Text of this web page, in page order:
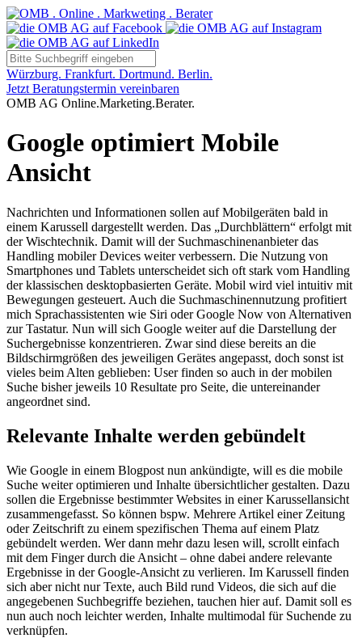
Würzburg. Frankfurt. Dortmund. Berlin.
Jetzt Beratungstermin vereinbaren
OMB AG Online.Marketing.Berater.
Google optimiert Mobile
Ansicht
Nachrichten und Informationen sollen auf Mobilgeräten bald in
einem Karussell dargestellt werden. Das „Durchblättern“ erfolgt mit
der Wischtechnik. Damit will der Suchmaschinenanbieter das
Handling mobiler Devices weiter verbessern. Die Nutzung von
Smartphones und Tablets unterscheidet sich oft stark vom Handling
der klassischen desktopbasierten Geräte. Mobil wird viel intuitiv mit
Bewegungen gesteuert. Auch die Suchmaschinennutzung profitiert
mich Sprachassistenten wie Siri oder Google Now von Alternativen
zur Tastatur. Nun will sich Google weiter auf die Darstellung der
Suchergebnisse konzentrieren. Zwar sind diese bereits an die
Bildschirmgrößen des jeweiligen Gerätes angepasst, doch sonst ist
vieles beim Alten geblieben: User finden so auch in der mobilen
Suche bisher jeweils 10 Resultate pro Seite, die untereinander
angeordnet sind.
Relevante Inhalte werden gebündelt
Wie Google in einem Blogpost nun ankündigte, will es die mobile
Suche weiter optimieren und Inhalte übersichtlicher gestalten. Dazu
sollen die Ergebnisse bestimmter Websites in einer Karussellansicht
zusammengefasst. So können bspw. Mehrere Artikel einer Zeitung
oder Zeitschrift zu einem spezifischen Thema auf einem Platz
gebündelt werden. Wer dann mehr dazu lesen will, scrollt einfach
mit dem Finger durch die Ansicht – ohne dabei andere relevante
Ergebnisse in der Google-Ansicht zu verlieren. Im Karussell finden
sich aber nicht nur Texte, auch Bild rund Videos, die sich auf die
angegebenen Suchbegriffe beziehen, tauchen hier auf. Damit soll es
nun auch noch leichter werden, Inhalte multimodal für Suchende zu
verknüpfen.